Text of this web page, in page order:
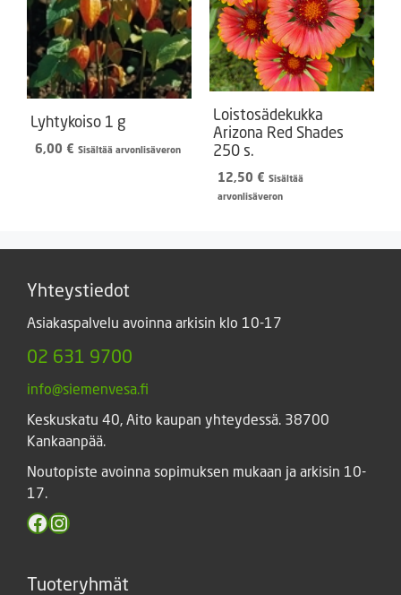
Lyhtykoiso 1 g
6,00 € Sisältää arvonlisäveron
Loistosädekukka
Arizona Red Shades
250 s.
12,50 € Sisältää
arvonlisäveron
Yhteystiedot
Asiakaspalvelu avoinna arkisin klo 10-17
02 631 9700
info@siemenvesa.fi
Keskuskatu 40, Aito kaupan yhteydessä. 38700
Kankaanpää.
Noutopiste avoinna sopimuksen mukaan ja arkisin 10-
17.
Facebook
Instagram
Tuoteryhmät